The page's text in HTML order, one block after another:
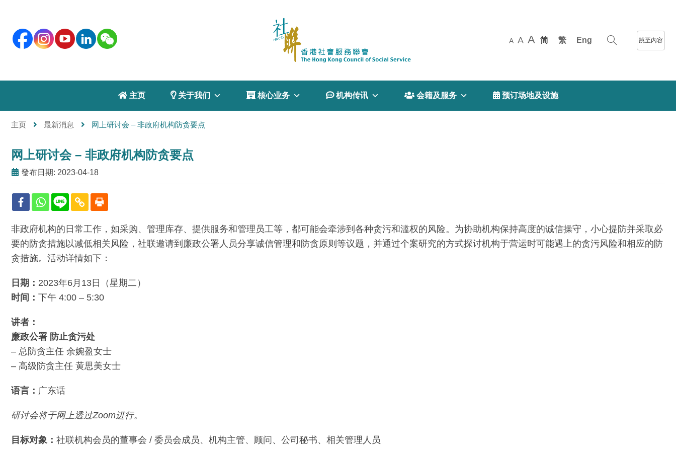
A A A 简 繁 Eng 跳至內容
 主页  关于我们  核心业务  机构传讯  会籍及服务  预订场地及设施
主页 最新消息 网上研讨会 – 非政府机构防贪要点
网上研讨会 – 非政府机构防贪要点
發布日期: 2023-04-18
非政府机构的日常工作，如采购、管理库存、提供服务和管理员工等，都可能会牵涉到各种贪污和滥权的风险。为协助机构保持高度的诚信操守，小心提防并采取必
要的防贪措施以减低相关风险，社联邀请到廉政公署人员分享诚信管理和防贪原则等议题，并通过个案研究的方式探讨机构于营运时可能遇上的贪污风险和相应的防
贪措施。活动详情如下：
日期： 2023年6月13日（星期二）
时间： 下午 4:00 – 5:30
讲者：
廉政公署 防止贪污处
– 总防贪主任 余婉盈女士
– 高级防贪主任 黄思美女士
语言： 广东话
研讨会将于网上透过Zoom进行。
目标对象： 社联机构会员的董事会 / 委员会成员、机构主管、顾问、公司秘书、相关管理人员